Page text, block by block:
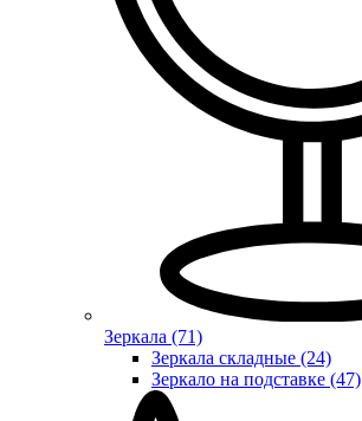
Зеркала (71)
Зеркала складные (24)
Зеркало на подставке (47)